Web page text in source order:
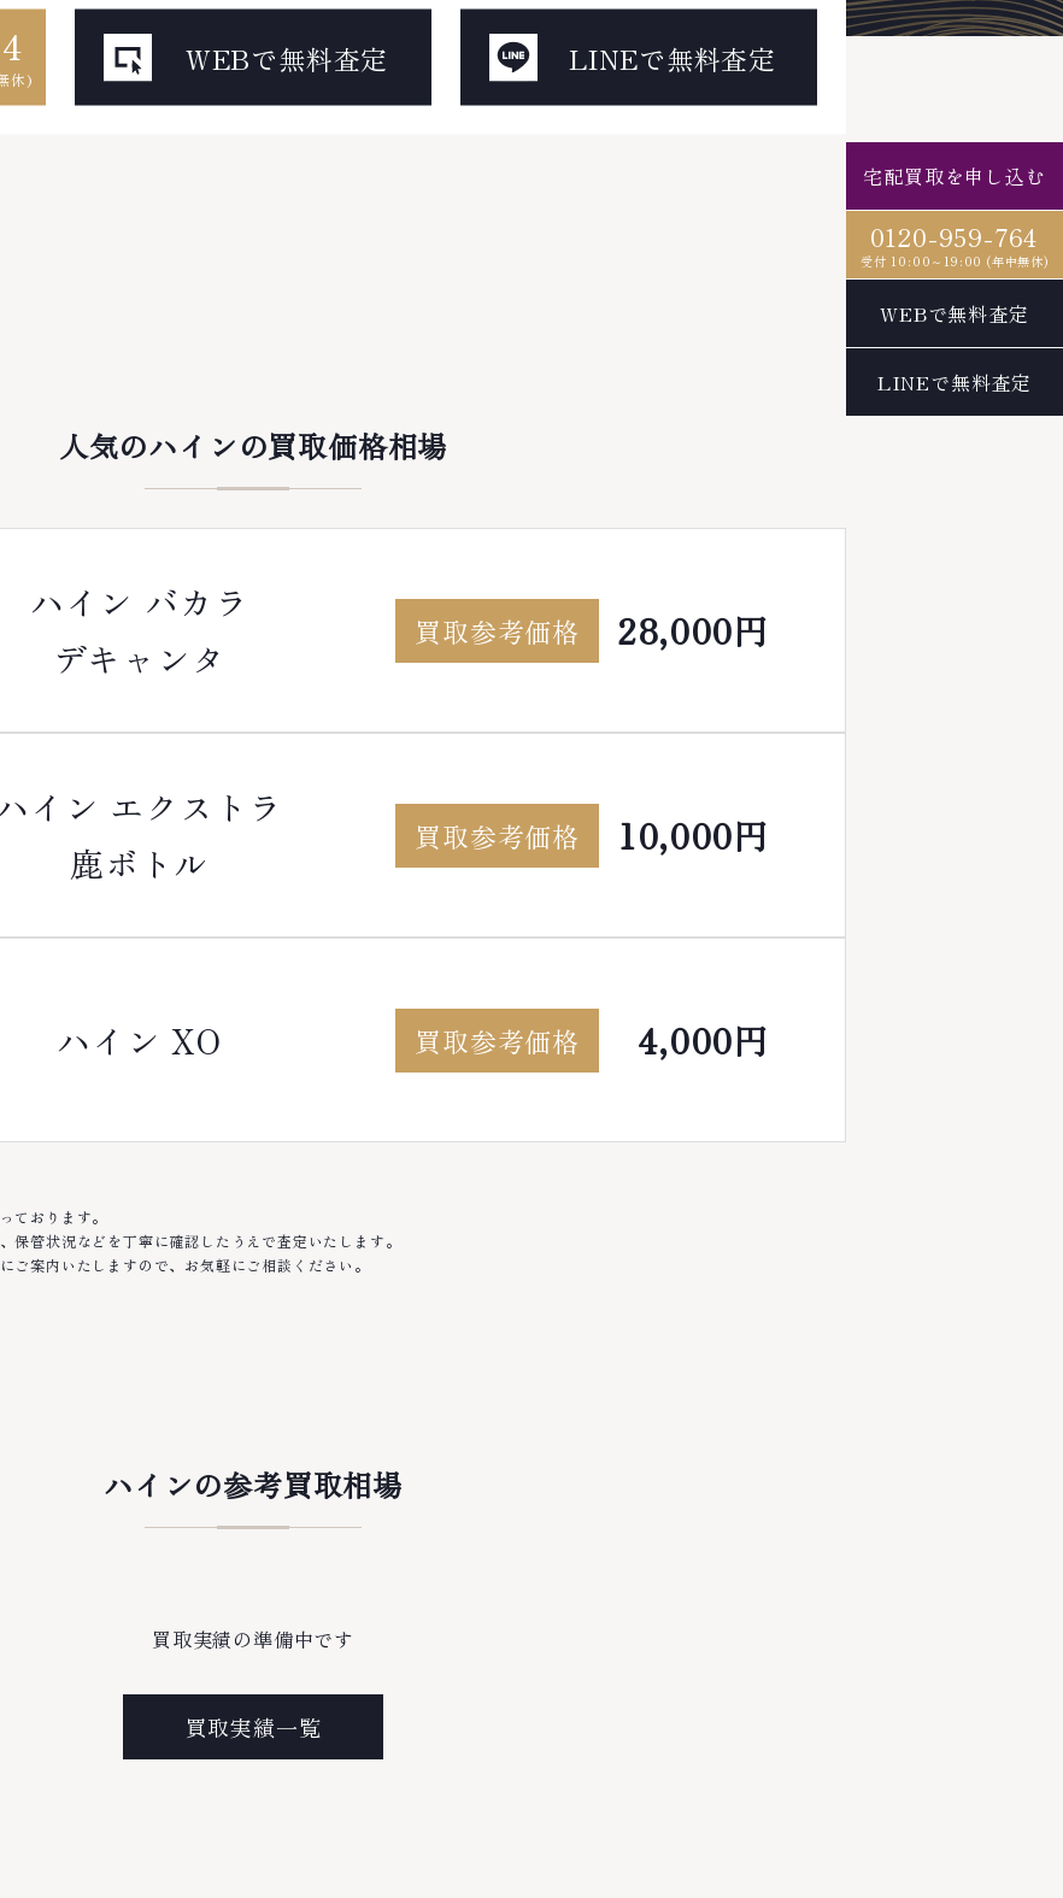
休)
WEBで無料査定 LINEで無料査定
人気のハインの買取価格相場
ハイン バカラ
デキャンタ
買取参考価格 28,000円
イン エクストラ
鹿ボトル
買取参考価格 10,000円
ハイン XO 買取参考価格 4,000円
ております。
管状況などを丁寧に確認したうえで査定いたします。
案内いたしますので、お気軽にご相談ください。
ハインの参考買取相場
買取実績の準備中です
買取実績一覧
宅配買取を申し込む
0120-959-764
受付 10:00～19:00 (年中無休)